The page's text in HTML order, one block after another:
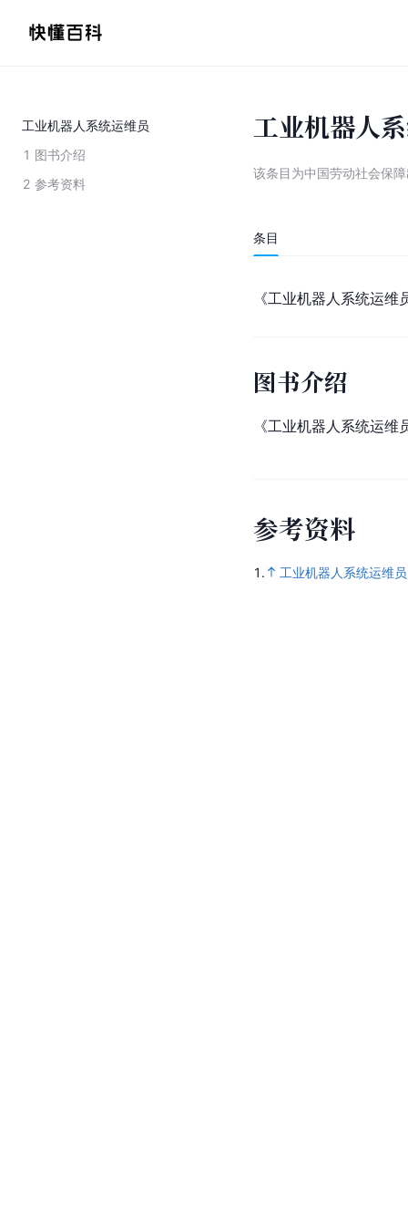
工业机器人系统运维员
1 图书介绍
2 参考资料
工业机器人
该条目为中国劳动社会保
条目
《工业机器人系统运维
图书介绍
《工业机器人系统运
参考资料
1. 工业机器人系统运维员